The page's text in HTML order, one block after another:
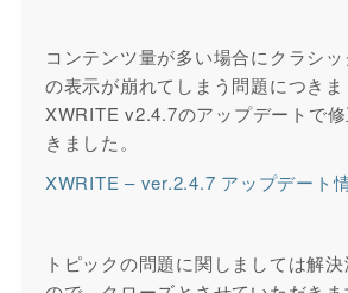
コンテンツ量が多い場合にクラシ
の表示が崩れてしまう問題につき
XWRITE v2.4.7のアップデートで
きました。
XWRITE – ver.2.4.7 アップデート
トピックの問題に関しましては解